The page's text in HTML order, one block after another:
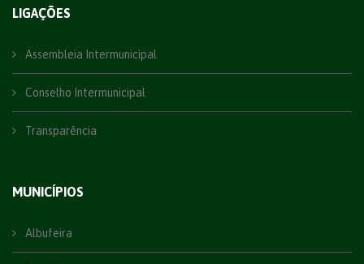
LIGAÇÕES
Assembleia Intermunicipal
Conselho Intermunicipal
Transparência
MUNICÍPIOS
Albufeira